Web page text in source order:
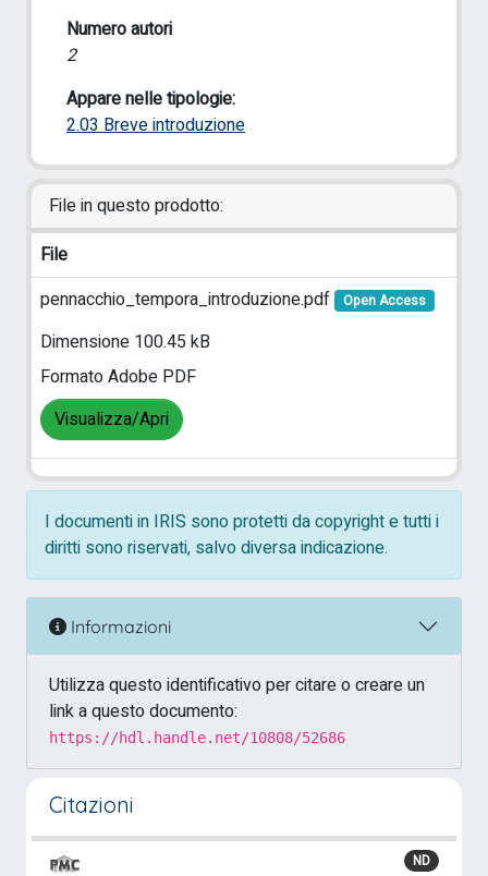
Numero autori
2
Appare nelle tipologie:
2.03 Breve introduzione
File in questo prodotto:
File
pennacchio_tempora_introduzione.pdf
Open Access
Dimensione 100.45 kB
Formato Adobe PDF
Visualizza/Apri
I documenti in IRIS sono protetti da copyright e tutti i
diritti sono riservati, salvo diversa indicazione.
Informazioni
Utilizza questo identificativo per citare o creare un
link a questo documento:
https://hdl.handle.net/10808/52686
Citazioni
ND